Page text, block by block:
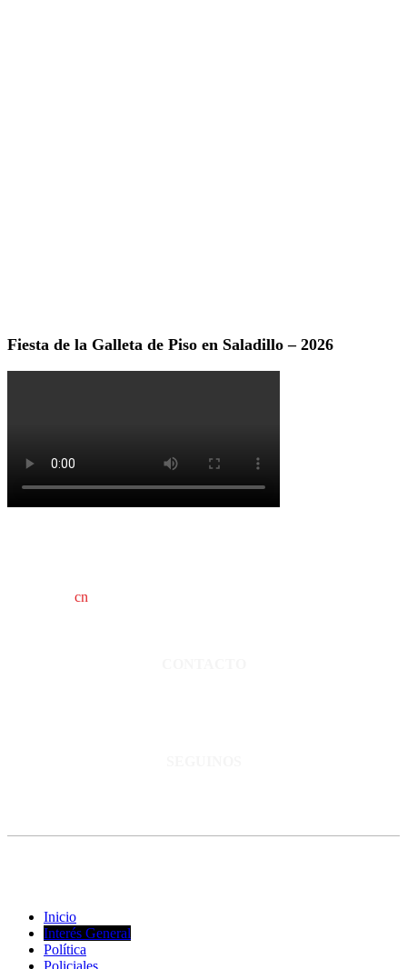
Fiesta de la Galleta de Piso en Saladillo – 2026
cn
Inicio
Interés General
Política